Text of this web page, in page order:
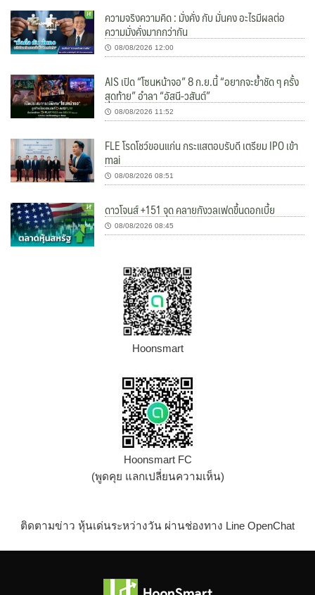
ความจริงความคิด : มั่งคั่ง กับ มั่นคง อะไรมีผลต่อ
ความมั่งคั่งมากกว่ากัน
08/08/2026 12:00
AIS เปิด “โซนหน้าจอ” 8 ก.ย.นี้ “อยากจะย้ำชัด ๆ ครั้ง
สุดท้าย” อำลา “อัสนี-วสันต์”
08/08/2026 11:52
FLE โรดโชว์ขอนแก่น กระแสตอบรับดี เตรียม IPO เข้า
mai
08/08/2026 08:51
ดาวโจนส์ +151 จุด คลายกังวลเฟดขึ้นดอกเบี้ย
08/08/2026 08:45
Hoonsmart
Hoonsmart FC
(พูดคุย แลกเปลี่ยนความเห็น)
ติดตามข่าว หุ้นเด่นระหว่างวัน ผ่านช่องทาง Line OpenChat